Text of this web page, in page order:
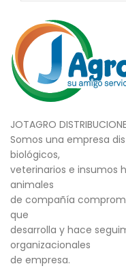
JOTAGRO
Somos una empresa
biológicos,
veterinarios e insumos
animales
de compañía
que
desarrolla y hace
organizacionales
de empresa.